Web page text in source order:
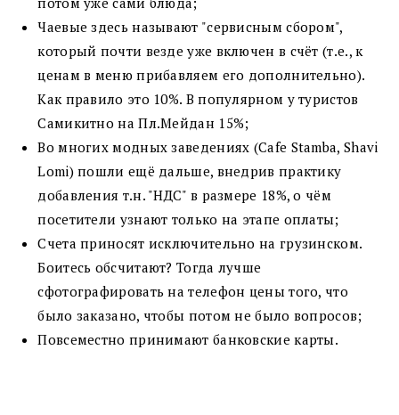
Чаевые здесь называют "сервисным сбором",
который почти везде уже включен в счёт (т.е., к
ценам в меню прибавляем его дополнительно).
Как правило это 10%. В популярном у туристов
Самикитно на Пл.Мейдан 15%;
Во многих модных заведениях (Cafe Stamba, Shavi
Lomi) пошли ещё дальше, внедрив практику
добавления т.н. "НДС" в размере 18%, о чём
посетители узнают только на этапе оплаты;
Счета приносят исключительно на грузинском.
Боитесь обсчитают? Тогда лучше
сфотографировать на телефон цены того, что
было заказано, чтобы потом не было вопросов;
Повсеместно принимают банковские карты.